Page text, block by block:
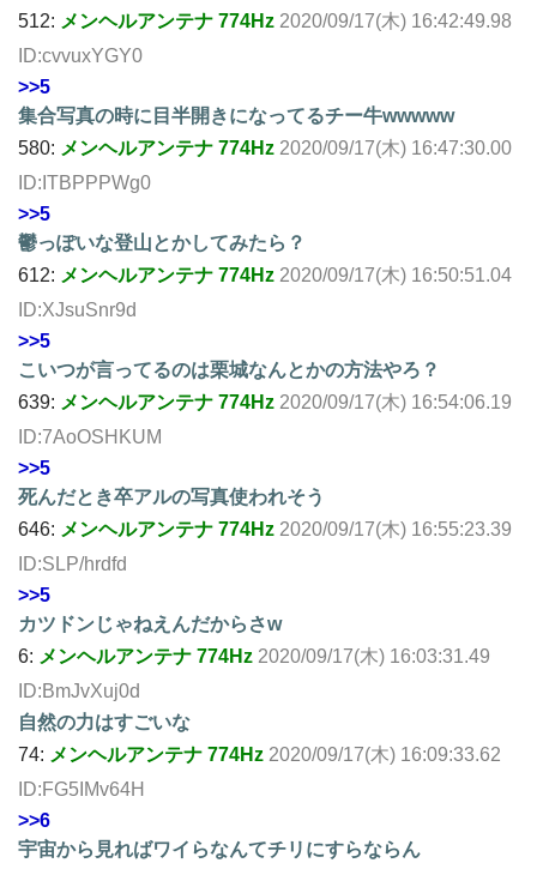
512: メンヘルアンテナ 774Hz 2020/09/17(木) 16:42:49.98
ID:cvvuxYGY0
>>5
集合写真の時に目半開きになってるチー牛wwwww
580: メンヘルアンテナ 774Hz 2020/09/17(木) 16:47:30.00
ID:ITBPPPWg0
>>5
鬱っぽいな登山とかしてみたら？
612: メンヘルアンテナ 774Hz 2020/09/17(木) 16:50:51.04
ID:XJsuSnr9d
>>5
こいつが言ってるのは栗城なんとかの方法やろ？
639: メンヘルアンテナ 774Hz 2020/09/17(木) 16:54:06.19
ID:7AoOSHKUM
>>5
死んだとき卒アルの写真使われそう
646: メンヘルアンテナ 774Hz 2020/09/17(木) 16:55:23.39
ID:SLP/hrdfd
>>5
カツドンじゃねえんだからさw
6: メンヘルアンテナ 774Hz 2020/09/17(木) 16:03:31.49
ID:BmJvXuj0d
自然の力はすごいな
74: メンヘルアンテナ 774Hz 2020/09/17(木) 16:09:33.62
ID:FG5IMv64H
>>6
宇宙から見ればワイらなんてチリにすらならん